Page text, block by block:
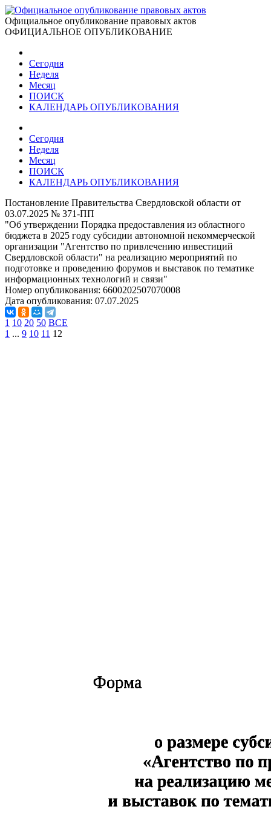
Официальное опубликование правовых актов
ОФИЦИАЛЬНОЕ ОПУБЛИКОВАНИЕ
Сегодня
Неделя
Месяц
ПОИСК
КАЛЕНДАРЬ ОПУБЛИКОВАНИЯ
Сегодня
Неделя
Месяц
ПОИСК
КАЛЕНДАРЬ ОПУБЛИКОВАНИЯ
Постановление Правительства Свердловской области от
03.07.2025 № 371-ПП
"Об утверждении Порядка предоставления из областного
бюджета в 2025 году субсидии автономной некоммерческой
организации "Агентство по привлечению инвестиций
Свердловской области" на реализацию мероприятий по
подготовке и проведению форумов и выставок по тематике
информационных технологий и связи"
Номер опубликования: 6600202507070008
Дата опубликования: 07.07.2025
1 10 20 50 ВСЕ
1 ... 9 10 11 12